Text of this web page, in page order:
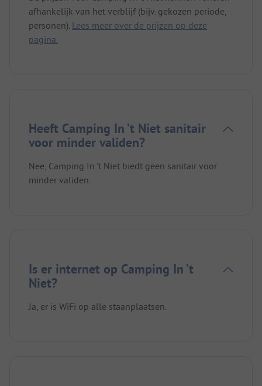
afhankelijk van het verblijf (bijv. gekozen periode,
personen). Lees meer over de prijzen op deze
pagina.
Heeft Camping In ’t Niet sanitair
voor minder validen?
Nee, Camping In ’t Niet biedt geen sanitair voor
minder validen.
Is er internet op Camping In ’t
Niet?
Ja, er is WiFi op alle staanplaatsen.